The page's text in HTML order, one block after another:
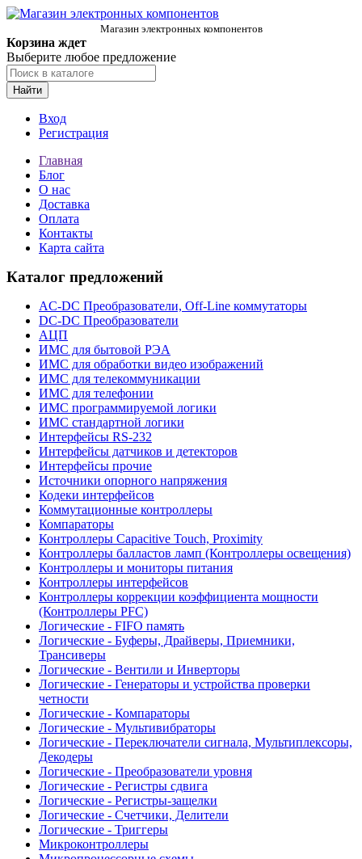
Магазин электронных компонентов
Корзина ждет
Выберите любое предложение
Найти
Вход
Регистрация
Главная
Блог
О нас
Доставка
Оплата
Контакты
Карта сайта
Каталог предложений
AC-DC Преобразователи, Off-Line коммутаторы
DC-DC Преобразователи
АЦП
ИМС для бытовой РЭА
ИМС для обработки видео изображений
ИМС для телекоммуникации
ИМС для телефонии
ИМС программируемой логики
ИМС стандартной логики
Интерфейсы RS-232
Интерфейсы датчиков и детекторов
Интерфейсы прочие
Источники опорного напряжения
Кодеки интерфейсов
Коммутационные контроллеры
Компараторы
Контроллеры Capacitive Touch, Proximity
Контроллеры балластов ламп (Контроллеры освещения)
Контроллеры и мониторы питания
Контроллеры интерфейсов
Контроллеры коррекции коэффициента мощности
(Контроллеры PFC)
Логические - FIFO память
Логические - Буферы, Драйверы, Приемники,
Трансиверы
Логические - Вентили и Инверторы
Логические - Генераторы и устройства проверки
четности
Логические - Компараторы
Логические - Мультивибраторы
Логические - Переключатели сигнала, Мультиплексоры,
Декодеры
Логические - Преобразователи уровня
Логические - Регистры сдвига
Логические - Регистры-защелки
Логические - Счетчики, Делители
Логические - Триггеры
Микроконтроллеры